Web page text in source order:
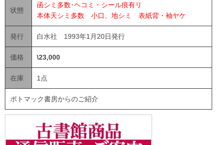
状態
函シミ多数･ヘコミ・シール痕有リ
本体天シミ多数 小口、地シミ 表紙背・袖ヤケ
発行 白水社 1993年1月20日発行
価格 \23,000
在庫 1点
ポトマック書房からのご紹介